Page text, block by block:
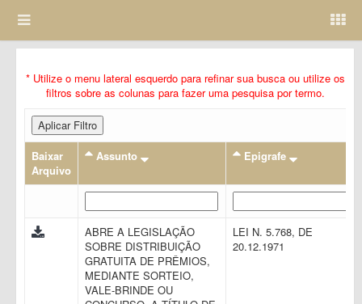
* Utilize o menu lateral esquerdo para refinar sua busca ou utilize os
filtros sobre as colunas para fazer uma pesquisa por termo.
Aplicar Filtro
Baixar
Arquivo
Assunto Epigrafe
ABRE A LEGISLAÇÃO
SOBRE DISTRIBUIÇÃO
GRATUITA DE PRÊMIOS,
MEDIANTE SORTEIO,
VALE-BRINDE OU
LEI N. 5.768, DE
20.12.1971